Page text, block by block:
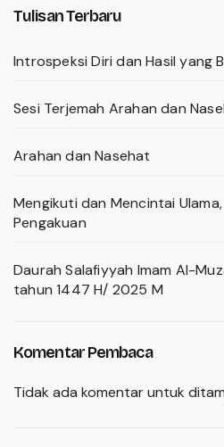
Tulisan Terbaru
Introspeksi Diri dan Hasil yang
Sesi Terjemah Arahan dan
Arahan dan Nasehat
Mengikuti dan Mencintai
Pengakuan
Daurah Salafiyyah Imam Al-
tahun 1447 H/ 2025 M
Komentar Pembaca
Tidak ada komentar untuk